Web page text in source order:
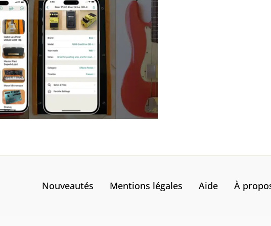
Nouveautés Mentions légales Aide À